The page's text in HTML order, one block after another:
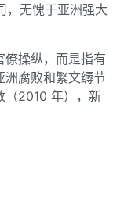
，无愧于亚洲强大
僚操纵，而是指有
洲腐败和繁文缛节
（2010 年），新